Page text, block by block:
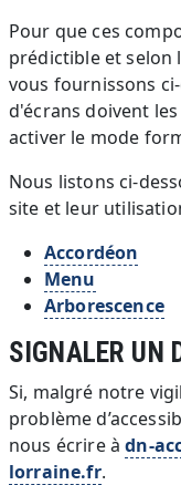
Pour que ces
prédictible et selon
vous fournissons
d'écrans doivent
activer le mode
Nous listons ci-
site et leur
Accordéon
Menu
Arborescence
SIGNALER UN
Si, malgré notre
problème
nous écrire àdn-
lorraine.fr.